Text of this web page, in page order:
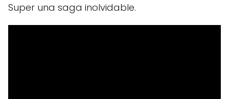
Super una saga inolvidable.